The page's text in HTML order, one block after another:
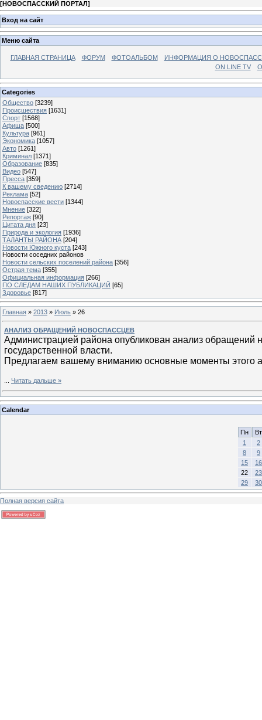
[НОВОСПАССКИЙ ПОРТАЛ]
Вход на сайт
Меню сайта
ГЛАВНАЯ СТРАНИЦА ФОРУМ ФОТОАЛЬБОМ
ИНФОРМАЦИЯ О
ON LINE TV
Categories
Общество [3239]
Происшествия [1631]
Спорт [1568]
Афиша [500]
Культура [961]
Экономика [1057]
Авто [1261]
Криминал [1371]
Образование [835]
Видео [547]
Пресса [359]
К вашему сведению [2714]
Реклама [52]
Новоспасские вести [1344]
Мнение [322]
Репортаж [90]
Цитата дня [23]
Природа и экология [1936]
ТАЛАНТЫ РАЙОНА [204]
Новости Южного куста [243]
Новости соседних районов
Новости сельских поселений района [356]
Острая тема [355]
Официальная информация [266]
ПО СЛЕДАМ НАШИХ ПУБЛИКАЦИЙ [65]
Здоровье [817]
Главная » 2013 » Июль » 26
АНАЛИЗ ОБРАЩЕНИЙ НОВОСПАССЦЕВ
Администрацией района опубликован анализ
государственной власти.
Предлагаем вашему вниманию основные моменты этого
Читать дальше »
Calendar
Пн
Вт
1
2
8
9
15
16
22
23
29
30
Полная версия сайта